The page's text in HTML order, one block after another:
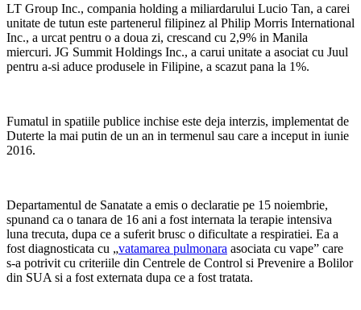
LT Group Inc., compania holding a miliardarului Lucio Tan, a carei
unitate de tutun este partenerul filipinez al Philip Morris International
Inc., a urcat pentru o a doua zi, crescand cu 2,9% in Manila
miercuri. JG Summit Holdings Inc., a carui unitate a asociat cu Juul
pentru a-si aduce produsele in Filipine, a scazut pana la 1%.
Fumatul in spatiile publice inchise este deja interzis, implementat de
Duterte la mai putin de un an in termenul sau care a inceput in iunie
2016.
Departamentul de Sanatate a emis o declaratie pe 15 noiembrie,
spunand ca o tanara de 16 ani a fost internata la terapie intensiva
luna trecuta, dupa ce a suferit brusc o dificultate a respiratiei. Ea a
fost diagnosticata cu „vatamarea pulmonara asociata cu vape” care
s-a potrivit cu criteriile din Centrele de Control si Prevenire a Bolilor
din SUA si a fost externata dupa ce a fost tratata.